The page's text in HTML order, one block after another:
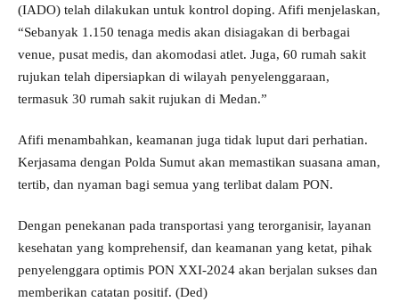
(IADO) telah dilakukan untuk kontrol doping. Afifi menjelaskan,
“Sebanyak 1.150 tenaga medis akan disiagakan di berbagai
venue, pusat medis, dan akomodasi atlet. Juga, 60 rumah sakit
rujukan telah dipersiapkan di wilayah penyelenggaraan,
termasuk 30 rumah sakit rujukan di Medan.”
Afifi menambahkan, keamanan juga tidak luput dari perhatian.
Kerjasama dengan Polda Sumut akan memastikan suasana aman,
tertib, dan nyaman bagi semua yang terlibat dalam PON.
Dengan penekanan pada transportasi yang terorganisir, layanan
kesehatan yang komprehensif, dan keamanan yang ketat, pihak
penyelenggara optimis PON XXI-2024 akan berjalan sukses dan
memberikan catatan positif. (Ded)